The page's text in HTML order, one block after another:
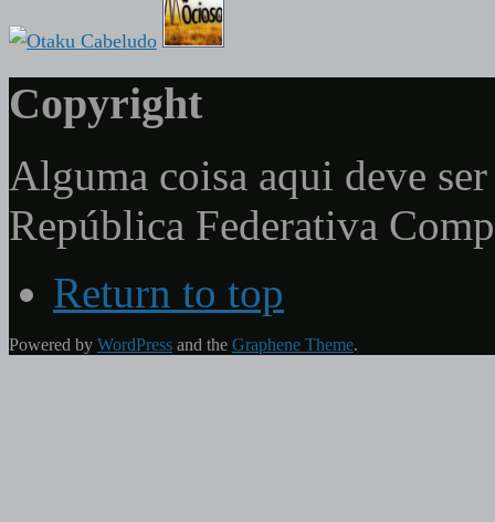
Copyright
Alguma coisa aqui deve
República Federativa
Return to top
Powered by WordPress and the Graphene Theme.